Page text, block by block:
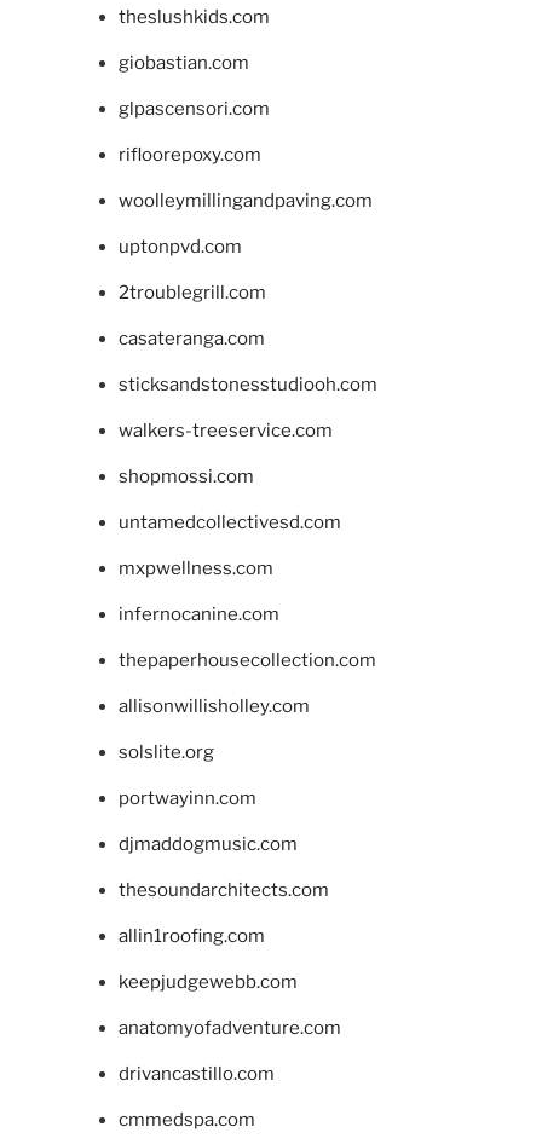
theslushkids.com
giobastian.com
glpascensori.com
rifloorepoxy.com
woolleymillingandpaving.com
uptonpvd.com
2troublegrill.com
casateranga.com
sticksandstonesstudiooh.com
walkers-treeservice.com
shopmossi.com
untamedcollectivesd.com
mxpwellness.com
infernocanine.com
thepaperhousecollection.com
allisonwillisholley.com
solslite.org
portwayinn.com
djmaddogmusic.com
thesoundarchitects.com
allin1roofing.com
keepjudgewebb.com
anatomyofadventure.com
drivancastillo.com
cmmedspa.com